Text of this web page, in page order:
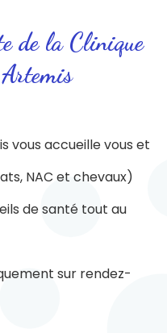
de la Clinique
vous accueille vous et
NAC et chevaux)
de santé tout au
sur rendez-